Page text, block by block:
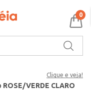
0
Clique e veja!
VERDE CLARO